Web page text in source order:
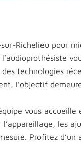
Richelieu pour
technologies
l’objectif
vous
les
Profitez